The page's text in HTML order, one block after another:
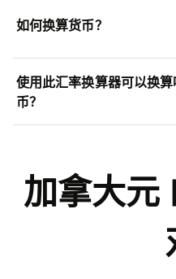
如何换算货币？
使用此汇率换算器可以换
币？
加拿大元